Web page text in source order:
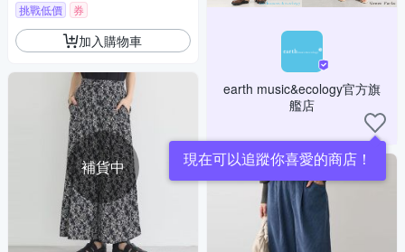
挑戰低價 券
加入購物車
補貨中
earth music&ecology官方旗
艦店
現在可以追蹤你喜愛的商店！